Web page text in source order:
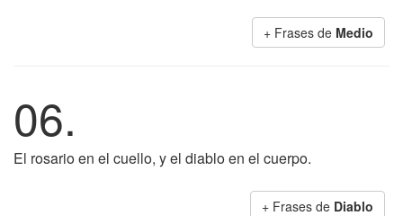
+ Frases de Medio
06.
El rosario en el cuello, y el diablo en el cuerpo.
+ Frases de Diablo